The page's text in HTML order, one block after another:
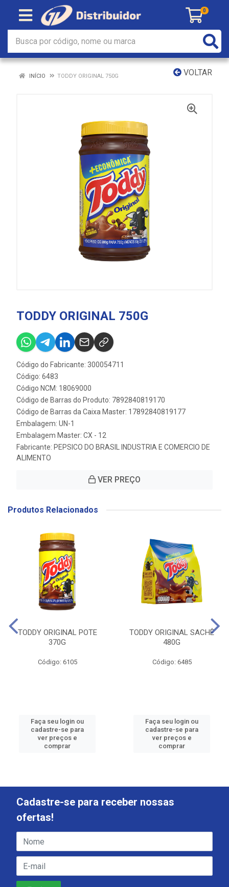
0
VOLTAR
INÍCIO TODDY ORIGINAL 750G
TODDY ORIGINAL 750G
Código do Fabricante: 300054711
Código: 6483
Código NCM: 18069000
Código de Barras do Produto: 7892840819170
Código de Barras da Caixa Master: 17892840819177
Embalagem: UN-1
Embalagem Master: CX - 12
Fabricante: PEPSICO DO BRASIL INDUSTRIA E COMERCIO DE
ALIMENTO
VER PREÇO
Produtos Relacionados
TODDY ORIGINAL POTE
370G
Código: 6105
Faça seu login ou
cadastre-se para
ver preços e
comprar
TODDY ORIGINAL SACHÊ
480G
Código: 6485
Faça seu login ou
cadastre-se para
ver preços e
comprar
Cadastre-se para receber nossas
ofertas!